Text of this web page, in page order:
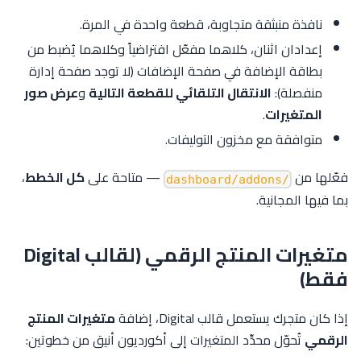
نافذة منبثقة متجاوبة، قطعة واحدة في المرة.
إعدادان اثنان، كلاهما مفعّل افتراضياً وكلاهما يُضبط من
بطاقة الإضافة في صفحة الإضافات (لا توجد صفحة إدارة
منفصلة):الانتقال التلقائي للقطعة التالية وعرض صور
المتغيرات.
متوافقة مع مخزون التوليفات.
فعّلها من /dashboard/addons — متاحة علىكل الخطط،
بما فيها المجانية.
متغيرات المنتج الرقمي (لقالب Digital
فقط)
إذا كان متجرك يستعمل قالب Digital، إضافة
متغيرات المنتج
الرقمي تُحوّل محدِّد المتغيرات إلى أكورديون أنيق من خطوتين: